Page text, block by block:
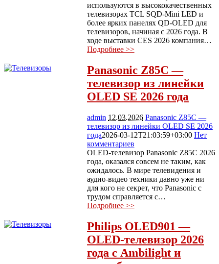
используются в высококачественных
телевизорах TCL SQD-Mini LED и
более ярких панелях QD-OLED для
телевизоров, начиная с 2026 года. В
ходе выставки CES 2026 компания…
Подробнее >>
Panasonic Z85C —
телевизор из линейки
OLED SE 2026 года
admin 12.03.2026 Panasonic Z85C —
телевизор из линейки OLED SE 2026
года2026-03-12T21:03:59+03:00 Нет
комментариев
OLED-телевизор Panasonic Z85C 2026
года, оказался совсем не таким, как
ожидалось. В мире телевидения и
аудио-видео техники давно уже ни
для кого не секрет, что Panasonic с
трудом справляется с…
Подробнее >>
Philips OLED901 —
OLED-телевизор 2026
года с Ambilight и